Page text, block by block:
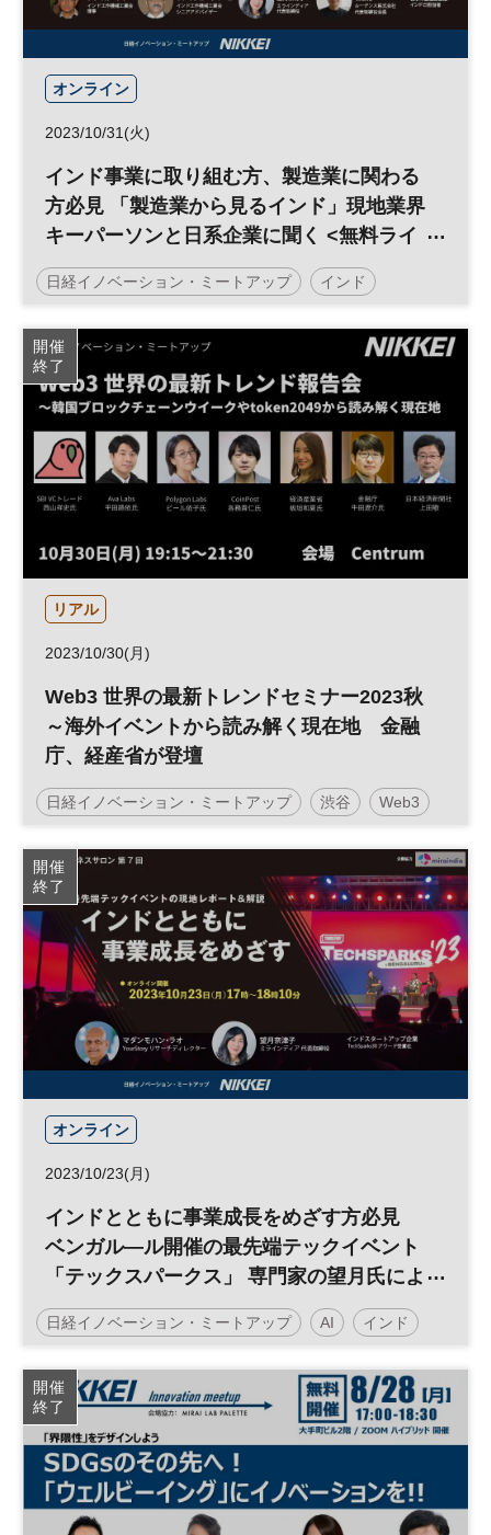
オンライン
2023/10/31(火)
インド事業に取り組む方、製造業に関わる
方必見 「製造業から見るインド」現地業界
キーパーソンと日系企業に聞く <無料ライ
ブ配信＞◆日経イノベーション・ミートア
ップ◆
日経イノベーション・ミートアップ インド
製造業DX インド・ビジネスサロン
イノベーション デジタルトランスフォーメーション
開催
終了
リアル
2023/10/30(月)
Web3 世界の最新トレンドセミナー2023秋
～海外イベントから読み解く現在地 金融
庁、経産省が登壇
日経イノベーション・ミートアップ 渋谷 Web3
暗号資産 経済産業省 ブロックチェーン
仮想通貨 イノベーション テクノロジー
スタートアップ グローバル デジタル 展示会
平日夜開催
開催
終了
オンライン
2023/10/23(月)
インドとともに事業成長をめざす方必見
ベンガル―ル開催の最先端テックイベント
「テックスパークス」 専門家の望月氏によ
る現地視察レポートと主催者ディレクター
の解説 アワード受賞のインド発スタートア
ップ登壇 <無料オンライン配信＞◆日経イ
ノベーション・ミートアップ◆
日経イノベーション・ミートアップ AI インド
オープン・イノベーション インド・ビジネスサロン
イノベーション デジタルトランスフォーメーション
スタートアップ 新規事業
開催
終了